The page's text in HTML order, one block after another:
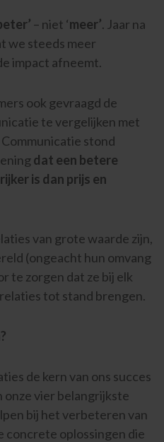
– niet ‘meer’. Jaar na
we steeds meer
impact afneemt.
ook gevraagd de
te vergelijken met
stond
dat een betere
is dan prijs en
van grote waarde zijn,
(ongeacht hun omvang
te zorgen dat ze bij elk
tot stand brengen.
de kern van ons succes
vier belangrijkste
bij het verbeteren van
concrete oplossingen die